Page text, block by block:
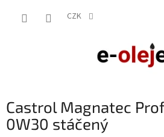
CZK
Castrol Magnatec
0W30 stáčený